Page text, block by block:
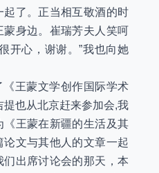
了。正当相互敬酒的时
身边。崔瑞芳夫人笑呵
开心，谢谢。”我也向她
王蒙文学创作国际学术
也从北京赶来参加会,我
王蒙在新疆的生活及其
文与其他人的文章一起
出席讨论会的那天，本